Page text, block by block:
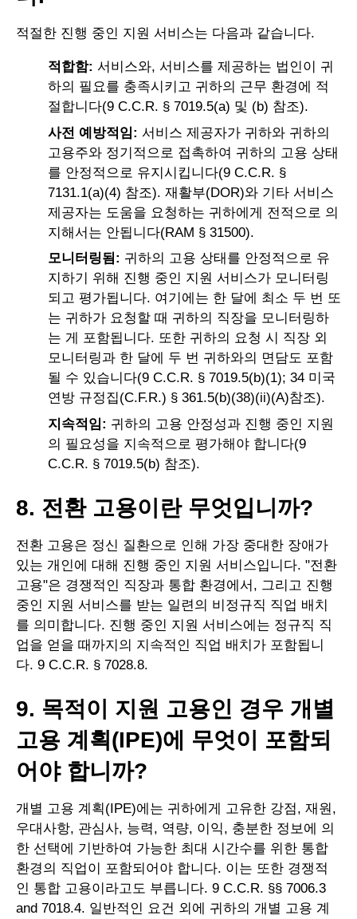
적절한 진행 중인 지원 서비스는 다음과 같습니다.
적합함: 서비스와, 서비스를 제공하는 법인이 귀
하의 필요를 충족시키고 귀하의 근무 환경에 적
절합니다(9 C.C.R. § 7019.5(a) 및 (b) 참조).
사전 예방적임: 서비스 제공자가 귀하와 귀하의
고용주와 정기적으로 접촉하여 귀하의 고용 상태
를 안정적으로 유지시킵니다(9 C.C.R. §
7131.1(a)(4) 참조). 재활부(DOR)와 기타 서비스
제공자는 도움을 요청하는 귀하에게 전적으로 의
지해서는 안됩니다(RAM § 31500).
모니터링됨: 귀하의 고용 상태를 안정적으로 유
지하기 위해 진행 중인 지원 서비스가 모니터링
되고 평가됩니다. 여기에는 한 달에 최소 두 번 또
는 귀하가 요청할 때 귀하의 직장을 모니터링하
는 게 포함됩니다. 또한 귀하의 요청 시 직장 외
모니터링과 한 달에 두 번 귀하와의 면담도 포함
될 수 있습니다(9 C.C.R. § 7019.5(b)(1); 34 미국
연방 규정집(C.F.R.) § 361.5(b)(38)(ii)(A)참조).
지속적임: 귀하의 고용 안정성과 진행 중인 지원
의 필요성을 지속적으로 평가해야 합니다(9
C.C.R. § 7019.5(b) 참조).
8. 전환 고용이란 무엇입니까?
전환 고용은 정신 질환으로 인해 가장 중대한 장애가
있는 개인에 대해 진행 중인 지원 서비스입니다. "전환
고용"은 경쟁적인 직장과 통합 환경에서, 그리고 진행
중인 지원 서비스를 받는 일련의 비정규직 직업 배치
를 의미합니다. 진행 중인 지원 서비스에는 정규직 직
업을 얻을 때까지의 지속적인 직업 배치가 포함됩니
다. 9 C.C.R. § 7028.8.
9. 목적이 지원 고용인 경우 개별
고용 계획(IPE)에 무엇이 포함되
어야 합니까?
개별 고용 계획(IPE)에는 귀하에게 고유한 강점, 재원,
우대사항, 관심사, 능력, 역량, 이익, 충분한 정보에 의
한 선택에 기반하여 가능한 최대 시간수를 위한 통합
환경의 직업이 포함되어야 합니다. 이는 또한 경쟁적
인 통합 고용이라고도 부릅니다. 9 C.C.R. §§ 7006.3
and 7018.4. 일반적인 요건 외에 귀하의 개별 고용 계